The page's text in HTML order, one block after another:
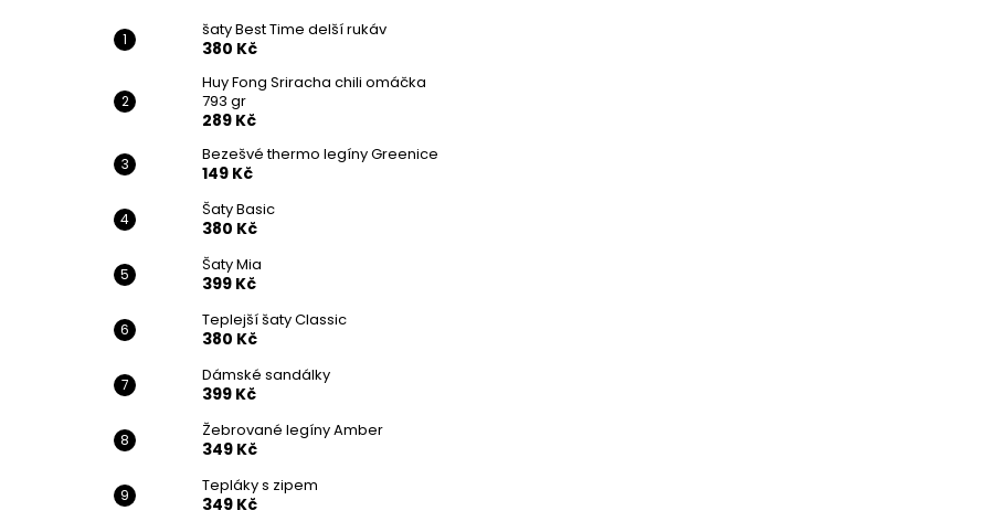
šaty Best Time delší rukáv
380 Kč
Huy Fong Sriracha chili omáčka
793 gr
289 Kč
Bezešvé thermo legíny Greenice
149 Kč
Šaty Basic
380 Kč
Šaty Mia
399 Kč
Teplejší šaty Classic
380 Kč
Dámské sandálky
399 Kč
Žebrované legíny Amber
349 Kč
Tepláky s zipem
349 Kč